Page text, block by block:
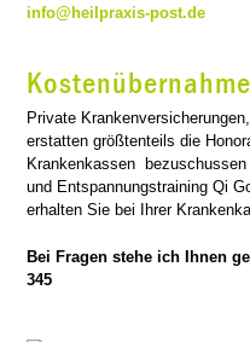
info@heilpraxis-post.de
Kostenübernahme
Private
erstatten größtenteils die
Krankenkassen
und Entspannungstraining Qi
erhalten Sie bei Ihrer
Bei Fragen stehe ich Ihnen
345